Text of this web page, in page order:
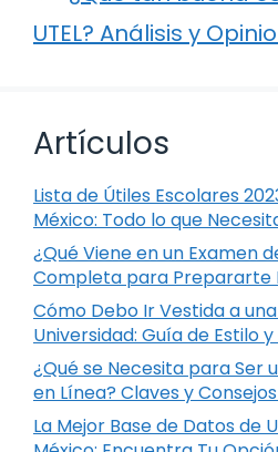
UTEL? Análisis y
Artículos
Lista de Útiles Escolares
México: Todo lo que
¿Qué Viene en un Examen
Completa para Prepararte
Cómo Debo Ir Vestida a
Universidad: Guía de Estilo
¿Qué se Necesita para Ser
en Línea? Claves y
La Mejor Base de Datos de